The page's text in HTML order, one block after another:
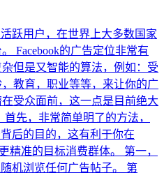
跃用户，在世界上大多数国家
Facebook的广告定位非常有
但是又智能的算法，例如：受
教育，职业等等，来让你的广
受众面前，这一点是目前绝大
先，非常简单明了的方法，
后的目的，这有利于你在
精准的目标消费群体。 第一，
机浏览任何广告帖子。 第